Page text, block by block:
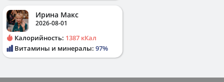
Ирина Макс
2026-08-01
Калорийность: 1387 кКал
Витамины и минералы: 97%